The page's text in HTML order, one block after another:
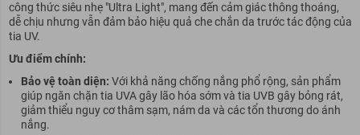
công thức siêu nhẹ "Ultra Light", mang đến cảm giác thông thoáng,
dễ chịu nhưng vẫn đảm bảo hiệu quả che chắn da trước tác động của
tia UV.
Ưu điểm chính:
Bảo vệ toàn diện: Với khả năng chống nắng phổ rộng, sản phẩm
giúp ngăn chặn tia UVA gây lão hóa sớm và tia UVB gây bỏng rát,
giảm thiểu nguy cơ thâm sạm, nám da và các tổn thương do ánh
nắng.